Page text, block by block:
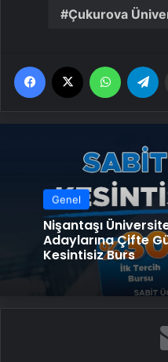
Çukurova
Facebook WhatsApp
Genel
Nişantaşı
Adaylarına Çifte
Kesintisiz Burs